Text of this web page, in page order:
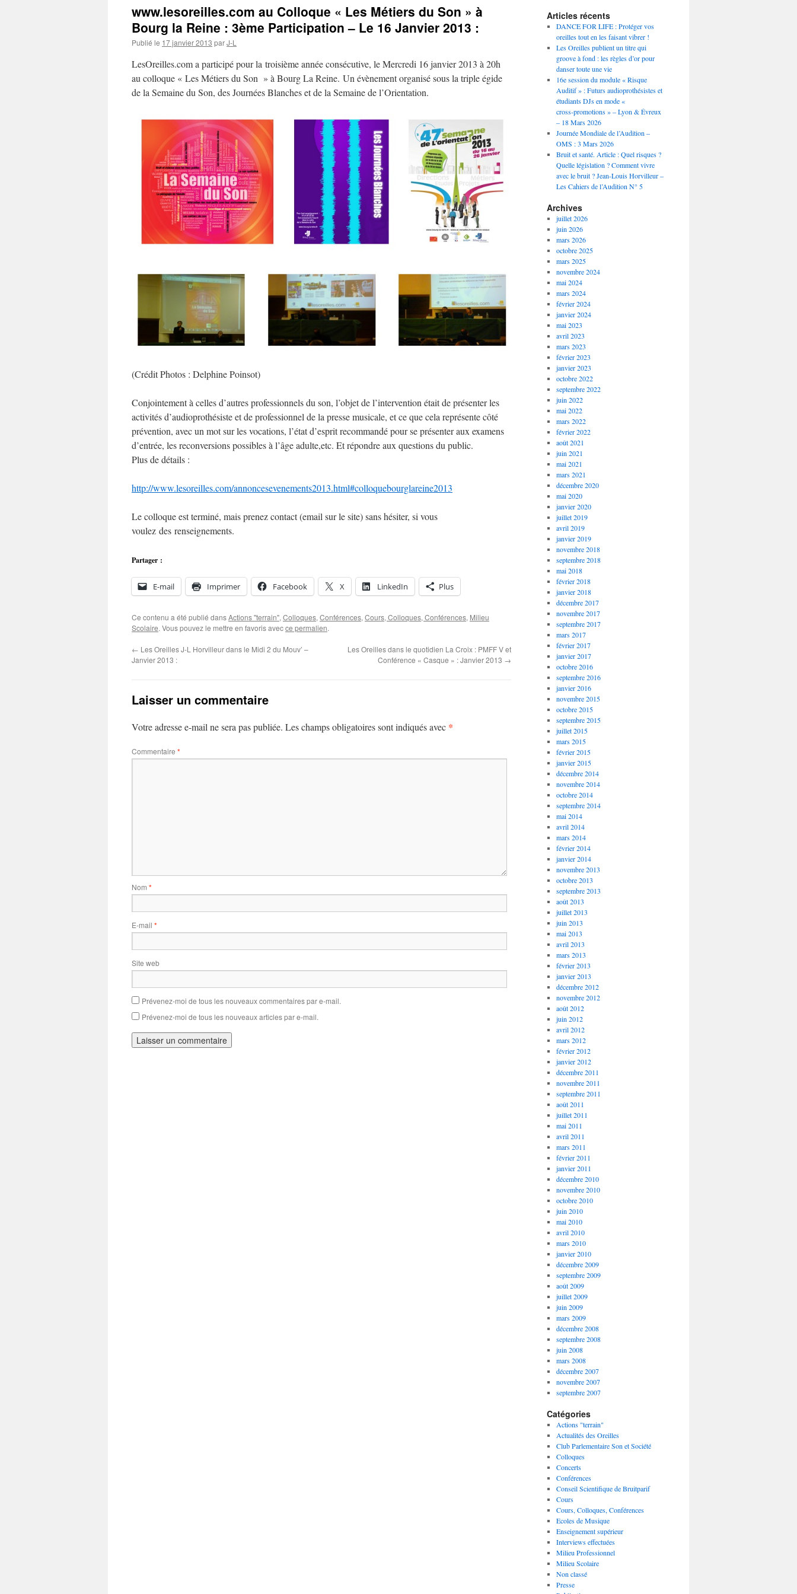
www.lesoreilles.com au Colloque « Les Métiers du Son » à
Bourg la Reine : 3ème Participation – Le 16 Janvier 2013 :
Publié le 17 janvier 2013 parJ-L
LesOreilles.com a participé pour la troisième année consécutive, le Mercredi 16 janvier 2013 à 20h
au colloque « Les Métiers du Son » à Bourg La Reine. Un évènement organisé sous la triple égide
de la Semaine du Son, des Journées Blanches et de la Semaine de l’Orientation.
(Crédit Photos : Delphine Poinsot)
Conjointement à celles d’autres professionnels du son, l’objet de l’intervention était de présenter les
activités d’audioprothésiste et de professionnel de la presse musicale, et ce que cela représente côté
prévention, avec un mot sur les vocations, l’état d’esprit recommandé pour se présenter aux examens
d’entrée, les reconversions possibles à l’âge adulte,etc. Et répondre aux questions du public.
Plus de détails :
http://www.lesoreilles.com/annoncesevenements2013.html#colloquebourglareine2013
Le colloque est terminé, mais prenez contact (email sur le site) sans hésiter, si vous
voulez des renseignements.
Partager :
E-mail Imprimer Facebook X LinkedIn Plus
Ce contenu a été publié dansActions "terrain", Colloques, Conférences, Cours, Colloques, Conférences, Milieu
Scolaire. Vous pouvez le mettre en favoris avecce permalien.
← Les Oreilles J-L Horvilleur dans le Midi 2 du Mouv’ –
Janvier 2013 :
Les Oreilles dans le quotidien La Croix : PMFF V et
Conférence « Casque » : Janvier 2013 →
Laisser un commentaire
Votre adresse e-mail ne sera pas publiée. Les champs obligatoires sont indiqués avec *
Commentaire *
Nom *
E-mail *
Site web
Prévenez-moi de tous les nouveaux commentaires par e-mail.
Prévenez-moi de tous les nouveaux articles par e-mail.
Articles récents
DANCE FOR LIFE : Protéger vos
oreilles tout en les faisant vibrer !
Les Oreilles publient un titre qui
groove à fond : les règles d’or pour
danser toute une vie
16e session du module « Risque
Auditif » : Futurs audioprothésistes et
étudiants DJs en mode «
cross‑promotions » – Lyon & Évreux
– 18 Mars 2026
Journée Mondiale de l’Audition –
OMS : 3 Mars 2026
Bruit et santé. Article : Quel risques ?
Quelle législation ? Comment vivre
avec le bruit ? Jean-Louis Horvilleur –
Les Cahiers de l’Audition N° 5
Archives
juillet 2026
juin 2026
mars 2026
octobre 2025
mars 2025
novembre 2024
mai 2024
mars 2024
février 2024
janvier 2024
mai 2023
avril 2023
mars 2023
février 2023
janvier 2023
octobre 2022
septembre 2022
juin 2022
mai 2022
mars 2022
février 2022
août 2021
juin 2021
mai 2021
mars 2021
décembre 2020
mai 2020
janvier 2020
juillet 2019
avril 2019
janvier 2019
novembre 2018
septembre 2018
mai 2018
février 2018
janvier 2018
décembre 2017
novembre 2017
septembre 2017
mars 2017
février 2017
janvier 2017
octobre 2016
septembre 2016
janvier 2016
novembre 2015
octobre 2015
septembre 2015
juillet 2015
mars 2015
février 2015
janvier 2015
décembre 2014
novembre 2014
octobre 2014
septembre 2014
mai 2014
avril 2014
mars 2014
février 2014
janvier 2014
novembre 2013
octobre 2013
septembre 2013
août 2013
juillet 2013
juin 2013
mai 2013
avril 2013
mars 2013
février 2013
janvier 2013
décembre 2012
novembre 2012
août 2012
juin 2012
avril 2012
mars 2012
février 2012
janvier 2012
décembre 2011
novembre 2011
septembre 2011
août 2011
juillet 2011
mai 2011
avril 2011
mars 2011
février 2011
janvier 2011
décembre 2010
novembre 2010
octobre 2010
juin 2010
mai 2010
avril 2010
mars 2010
janvier 2010
décembre 2009
septembre 2009
août 2009
juillet 2009
juin 2009
mars 2009
décembre 2008
septembre 2008
juin 2008
mars 2008
décembre 2007
novembre 2007
septembre 2007
Catégories
Actions "terrain"
Actualités des Oreilles
Club Parlementaire Son et Société
Colloques
Concerts
Conférences
Conseil Scientifique de Bruitparif
Cours
Cours, Colloques, Conférences
Ecoles de Musique
Enseignement supérieur
Interviews effectuées
Milieu Professionnel
Milieu Scolaire
Non classé
Presse